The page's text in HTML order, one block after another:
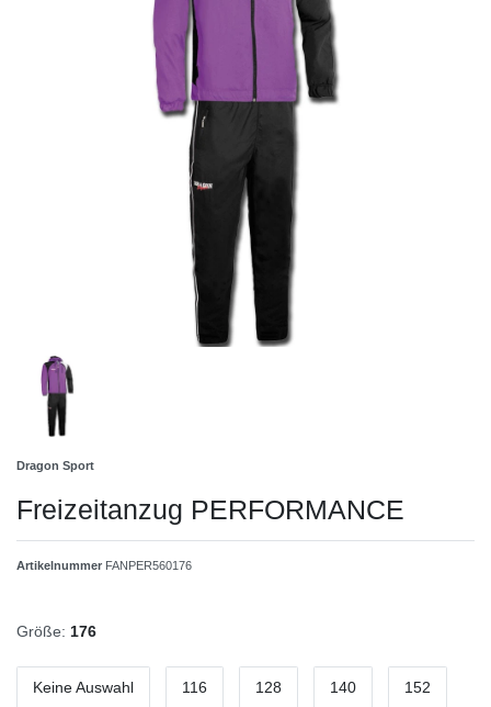
Dragon Sport
Freizeitanzug PERFORMANCE
Artikelnummer FANPER560176
Größe: 176
Keine Auswahl 116 128 140 152